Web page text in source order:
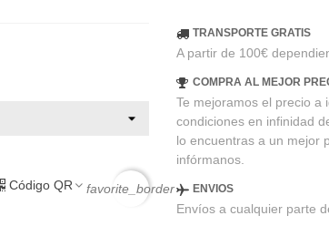
Código QR favorite_border
TRANSPORTE GRATIS
A partir de 100€
COMPRA AL MEJOR
Te mejoramos el precio a
condiciones en infinidad
lo encuentras a un mejor
infórmanos.
ENVIOS
Envíos a cualquier parte